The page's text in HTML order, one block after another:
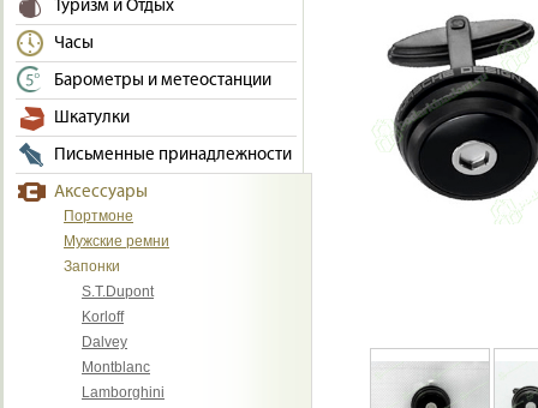
Туризм и Отдых
Часы
Барометры и метеостанции
Шкатулки
Письменные принадлежности
Аксессуары
Портмоне
Мужские ремни
Запонки
S.T.Dupont
Korloff
Dalvey
Montblanc
Lamborghini